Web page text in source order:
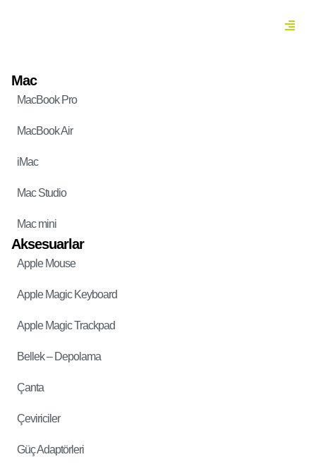
Mac
MacBook Pro
MacBook Air
iMac
Mac Studio
Mac mini
Aksesuarlar
Apple Mouse
Apple Magic Keyboard
Apple Magic Trackpad
Bellek – Depolama
Çanta
Çeviriciler
Güç Adaptörleri